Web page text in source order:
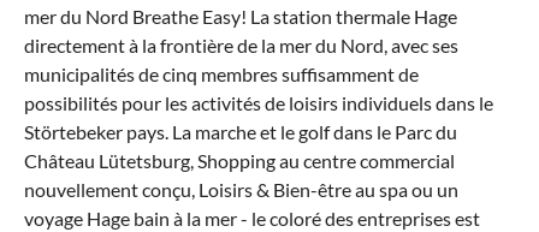
mer du Nord Breathe Easy! La station thermale Hage
directement à la frontière de la mer du Nord, avec ses
municipalités de cinq membres suffisamment de
possibilités pour les activités de loisirs individuels dans le
Störtebeker pays. La marche et le golf dans le Parc du
Château Lütetsburg, Shopping au centre commercial
nouvellement conçu, Loisirs & Bien-être au spa ou un
voyage Hage bain à la mer - le coloré des entreprises est